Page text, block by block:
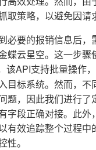
取策略，以避免因请
必要的报销信息后，
蝶云星空。这一步骤
该API支持批量操作
目标系统。然而，不
题，因此我们进行了
字段正确对接。此外
有效追踪整个过程中
性。